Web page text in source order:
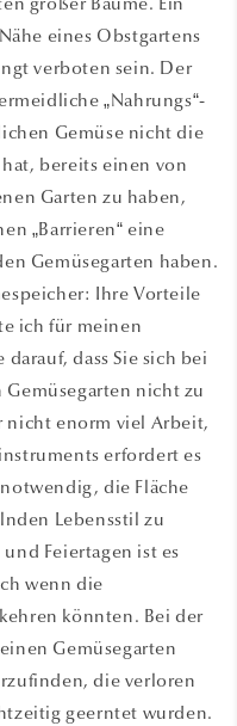
eines Obstgartens
verboten sein. Der
„Nahrungs“-
Gemüse nicht die
bereits einen von
Garten zu haben,
„Barrieren“ eine
Gemüsegarten haben.
Ihre Vorteile
ich für meinen
dass Sie sich bei
Gemüsegarten nicht zu
nicht enorm viel Arbeit,
erfordert es
die Fläche
Lebensstil zu
Feiertagen ist es
wenn die
könnten. Bei der
Gemüsegarten
die verloren
geerntet wurden.